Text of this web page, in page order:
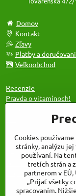
Domov
Kontakt
Zľavy
Platby a
Veľkoobchod
Recenzie
Pravda o vitamínoch!
Obchodné podmienky
Reklamačný protokol
Formulár na vrátenie
Mapa stránok
Cookies
stránky, analýzu
používaní. Na
tretích strán a
partnerom v
„Prijať všetky
spracovaním.